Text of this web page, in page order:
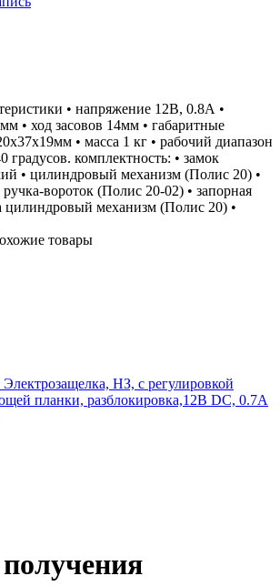
• напряжение 12В, 0.8А •
• ход засовов 14мм • габаритные
• масса 1 кг • рабочий диапазон
градусов. комплектность: • замок
• цилиндровый механизм (Полис 20) •
вороток (Полис 20-02) • запорная
цилиндровый механизм (Полис 20) •
товары
НЗ, с регулировкой
планки, разблокировка,12В DC, 0.7А